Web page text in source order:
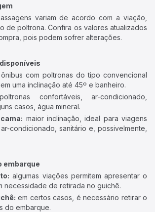
variam de acordo com a viação,
de poltrona. Confira os valores atualizados
pois podem sofrer alterações.
ônibus com poltronas do tipo convencional
uma inclinação até 45º e banheiro.
confortáveis, ar-condicionado,
casos, água mineral.
maior inclinação, ideal para viagens
condicionado, sanitário e, possivelmente,
embarque
algumas viações permitem apresentar o
necessidade de retirada no guichê.
em certos casos, é necessário retirar o
do embarque.